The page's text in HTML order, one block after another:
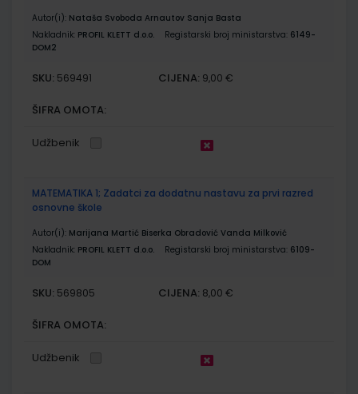
Autor(i): Nataša Svoboda Arnautov Sanja Basta
Nakladnik: PROFIL KLETT d.o.o. Registarski broj ministarstva: 6149-
DOM2
SKU: 569491 CIJENA: 9,00 €
ŠIFRA OMOTA:
Udžbenik
MATEMATIKA 1; Zadatci za dodatnu nastavu za prvi razred
osnovne škole
Autor(i): Marijana Martić Biserka Obradović Vanda Milković
Nakladnik: PROFIL KLETT d.o.o. Registarski broj ministarstva: 6109-
DOM
SKU: 569805 CIJENA: 8,00 €
ŠIFRA OMOTA:
Udžbenik